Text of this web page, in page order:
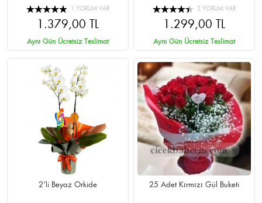
1 YORUM VAR
1.379,00 TL
Aynı Gün Ücretsiz Teslimat
2 YORUM VAR
1.299,00 TL
Aynı Gün Ücretsiz Teslimat
2'li Beyaz Orkide 25 Adet Kırmızı Gül Buketi